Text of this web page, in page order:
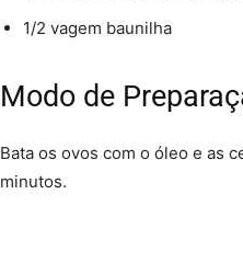
1/2 vagem baunilha
Modo de
Bata os ovos com o óleo e as
minutos.